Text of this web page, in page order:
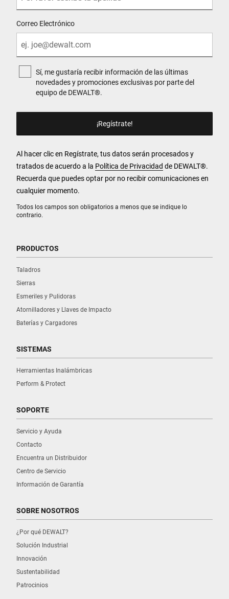
Todos los campos son obligatorios a menos que se indique lo
contrario.
Correo Electrónico
Sí, me gustaría recibir información de las últimas
novedades y promociones exclusivas por parte del
equipo de DEWALT®.
Al hacer clic en Regístrate, tus datos serán procesados y
tratados de acuerdo a la Política de Privacidad de DEWALT®.
Recuerda que puedes optar por no recibir comunicaciones en
cualquier momento.
PRODUCTOS
Taladros
Sierras
Esmeriles y Pulidoras
Atornilladores y Llaves de Impacto
Baterías y Cargadores
SISTEMAS
Herramientas Inalámbricas
Perform & Protect
SOPORTE
Servicio y Ayuda
Contacto
Encuentra un Distribuidor
Centro de Servicio
Información de Garantía
SOBRE NOSOTROS
¿Por qué DEWALT?
Solución Industrial
Innovación
Sustentabilidad
Patrocinios